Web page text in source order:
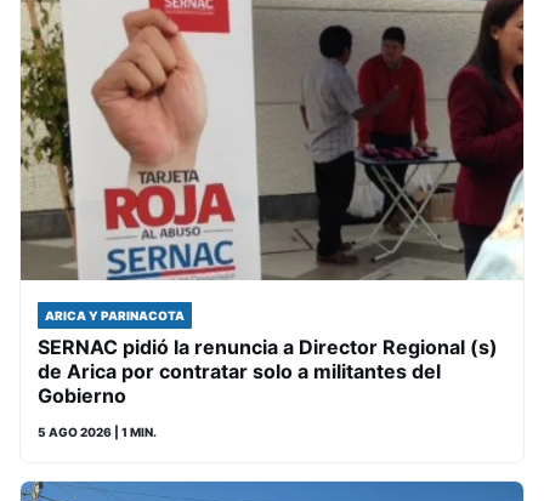
ARICA Y PARINACOTA
SERNAC pidió la renuncia a Director Regional (s)
de Arica por contratar solo a militantes del
Gobierno
5 AGO 2026 | 1 MIN.